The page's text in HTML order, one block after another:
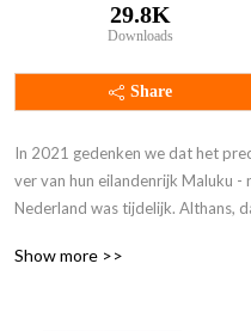
29.8K
Downloads
Share
In 2021 gedenken we dat het
ver van hun eilandenrijk Maluku -
Nederland was tijdelijk. Althans,
In 1951 waren het voornamelijk
Show more >>